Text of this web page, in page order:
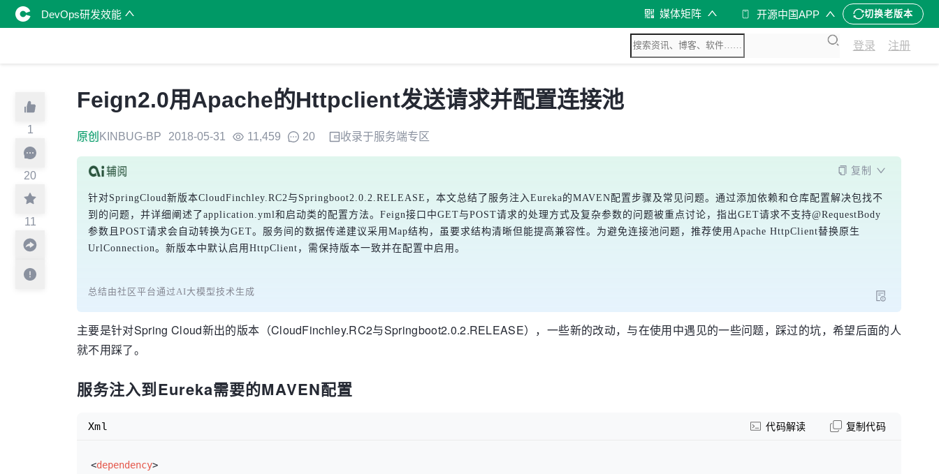
DevOps研发效能 媒体矩阵 开源中国APP 切换老版本
登录 注册
1
20
11
Feign2.0用Apache的Httpclient发送请求并配置连接池
原创 KINBUG-BP 2018-05-31 11,459 20 收录于服务端专区
复制
针对SpringCloud新版本CloudFinchley.RC2与Springboot2.0.2.RELEASE，本文总结了服务注入Eureka的MAVEN配置步骤及常见问题。通过添加依赖和仓库配置解决包找不
到的问题，并详细阐述了application.yml和启动类的配置方法。Feign接口中GET与POST请求的处理方式及复杂参数的问题被重点讨论，指出GET请求不支持@RequestBody
参数且POST请求会自动转换为GET。服务间的数据传递建议采用Map结构，虽要求结构清晰但能提高兼容性。为避免连接池问题，推荐使用Apache HttpClient替换原生
UrlConnection。新版本中默认启用HttpClient，需保持版本一致并在配置中启用。
总结由社区平台通过AI大模型技术生成
主要是针对Spring Cloud新出的版本（CloudFinchley.RC2与Springboot2.0.2.RELEASE），一些新的改动，与在使用中遇见的一些问题，踩过的坑，希望后面的人
就不用踩了。
服务注入到Eureka需要的MAVEN配置
<dependency>
Xml 代码解读 复制代码